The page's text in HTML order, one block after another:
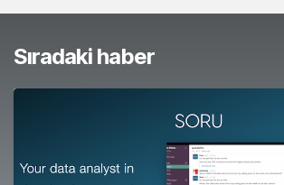
Sıradaki haber